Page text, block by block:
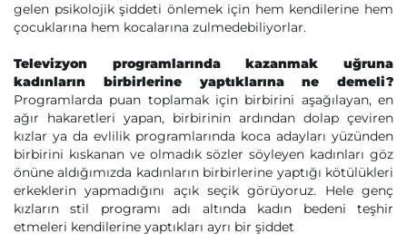
gelen psikolojik şiddeti önlemek için hem kendilerine hem
çocuklarına hem kocalarına zulmedebiliyorlar.
Televizyon programlarında kazanmak uğruna
kadınların birbirlerine yaptıklarına ne demeli?
Programlarda puan toplamak için birbirini aşağılayan, en
ağır hakaretleri yapan, birbirinin ardından dolap çeviren
kızlar ya da evlilik programlarında koca adayları yüzünden
birbirini kıskanan ve olmadık sözler söyleyen kadınları göz
önüne aldığımızda kadınların birbirlerine yaptığı kötülükleri
erkeklerin yapmadığını açık seçik görüyoruz. Hele genç
kızların stil programı adı altında kadın bedeni teşhir
etmeleri kendilerine yaptıkları ayrı bir şiddet